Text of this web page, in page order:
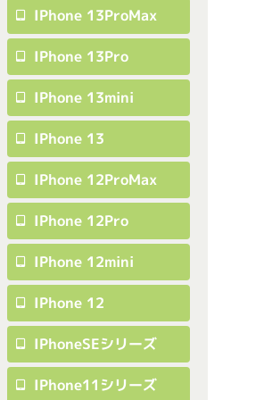
IPhone 13ProMax
IPhone 13Pro
IPhone 13mini
IPhone 13
IPhone 12ProMax
IPhone 12Pro
IPhone 12mini
IPhone 12
IPhoneSEシリーズ
IPhone11シリーズ